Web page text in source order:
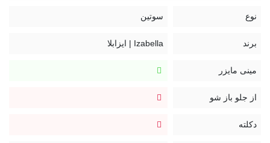
1390
نوع سوتین
برند Izabella | ایزابلا
مینی مایزر
از جلو باز شو
دکلته